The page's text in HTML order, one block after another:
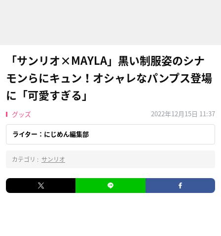
「サンリオ×MAYLA」黒い制服姿のシナ
モンらにキュン！オシャレなパンプス登場
に「可愛すぎる」
グッズ 2022年12月15日 11:37
ライター：にじめん編集部
カテゴリ : サンリオ